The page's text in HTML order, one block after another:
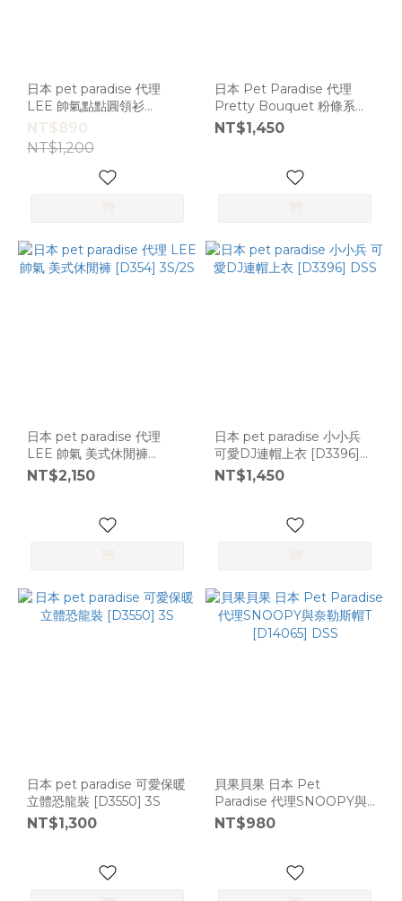
日本 pet paradise 代理
LEE 帥氣點點圓領衫
[D2015] 4s
NT$890
NT$1,200
日本 Pet Paradise 代理
Pretty Bouquet 粉條系條
文連身四腳褲 [D10933]
DS/2S
NT$1,450
日本 pet paradise 代理
LEE 帥氣 美式休閒褲
[D354] 3S/2S
NT$2,150
日本 pet paradise 小小兵
可愛DJ連帽上衣 [D3396]
DSS
NT$1,450
日本 pet paradise 可愛保暖
立體恐龍裝 [D3550] 3S
NT$1,300
貝果貝果 日本 Pet
Paradise 代理SNOOPY與
奈勒斯帽T [D14065] DSS
NT$980